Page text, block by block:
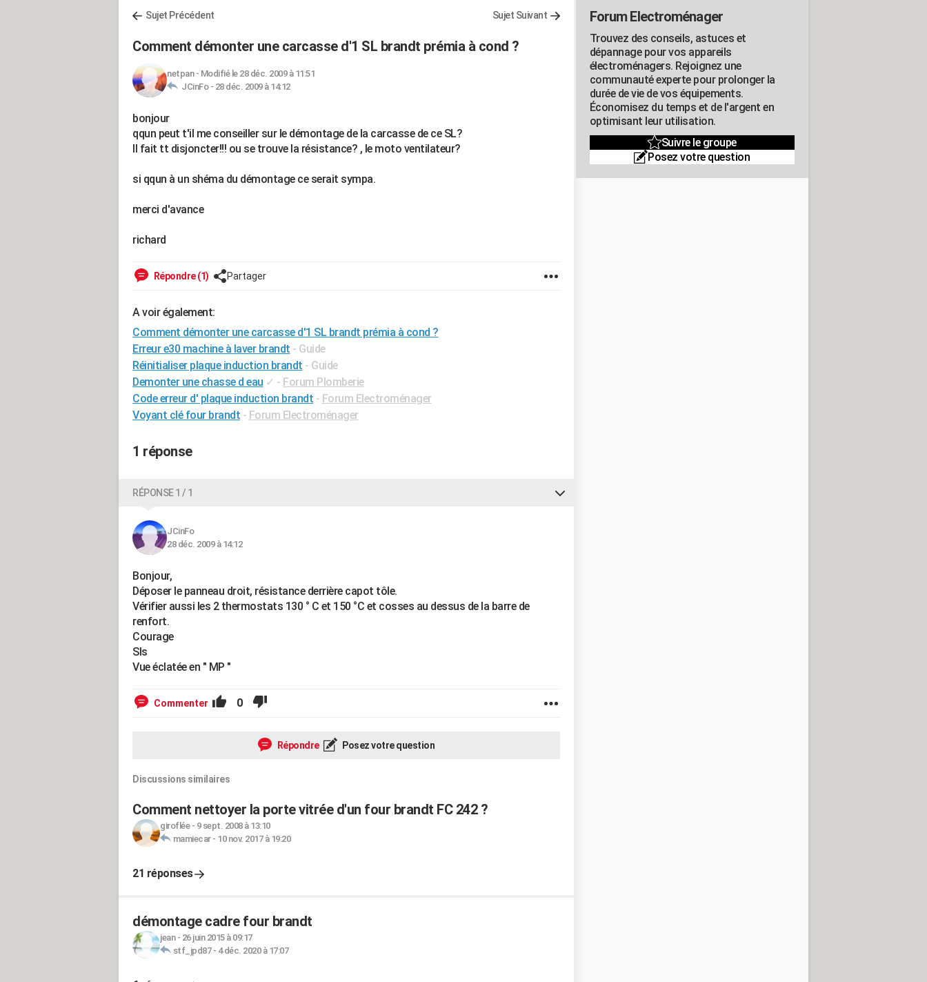
Sujet Précédent Sujet Suivant
Comment démonter une carcasse d'1 SL brandt prémia à cond ?
netpan- Modifié le 28 déc. 2009 à 11:51
JCinFo - 28 déc. 2009 à 14:12
bonjour
qqun peut t'il me conseiller sur le démontage de la carcasse de ce SL?
Il fait tt disjoncter!!! ou se trouve la résistance? , le moto ventilateur?
si qqun à un shéma du démontage ce serait sympa.
merci d'avance
richard
Répondre (1) Partager
A voir également:
Comment démonter une carcasse d'1 SL brandt prémia à cond ?
Erreur e30 machine à laver brandt - Guide
Réinitialiser plaque induction brandt - Guide
Demonter une chasse d eau ✓ - Forum Plomberie
Code erreur d' plaque induction brandt - Forum Electroménager
Voyant clé four brandt - Forum Electroménager
1 réponse
RÉPONSE 1 / 1
JCinFo
28 déc. 2009 à 14:12
Bonjour,
Déposer le panneau droit, résistance derrière capot tôle.
Vérifier aussi les 2 thermostats 130 ° C et 150 °C et cosses au dessus de la barre de
renfort.
Courage
Sls
Vue éclatée en " MP "
Commenter 0
Répondre Posez votre question
Discussions similaires
Comment nettoyer la porte vitrée d'un four brandt FC 242 ?
giroflée- 9 sept. 2008 à 13:10
mamiecar- 10 nov. 2017 à 19:20
21 réponses
démontage cadre four brandt
jean- 26 juin 2015 à 09:17
stf_jpd87- 4 déc. 2020 à 17:07
Forum Electroménager
Trouvez des conseils, astuces et
dépannage pour vos appareils
électroménagers. Rejoignez une
communauté experte pour prolonger la
durée de vie de vos équipements.
Économisez du temps et de l'argent en
optimisant leur utilisation.
Suivre le groupe
Posez votre question